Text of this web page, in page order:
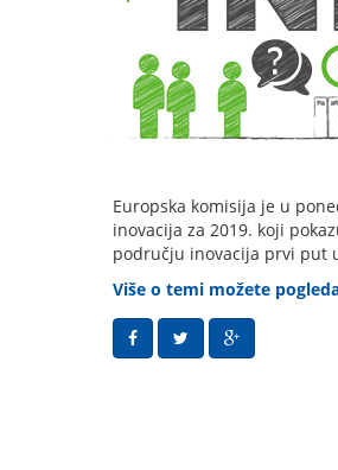
Europska komisija je u
inovacija za 2019. koji
području inovacija prvi put
Više o temi možete